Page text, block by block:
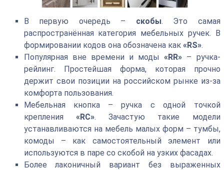
В первую очередь – скобы. Это самая
распространённая категория мебельных ручек. В
формировании кодов она обозначена как «RS».
Популярная вне времени и моды«RR» – ручка-
рейлинг. Простейшая форма, которая прочно
держит свои позиции на российском рынке из-за
комфорта пользования.
Мебельная кнопка – ручка с одной точкой
крепления «RC». Зачастую такие модели
устанавливаются на мебель малых форм – тумбы,
комоды – как самостоятельный элемент или
используются в паре со скобой на узких фасадах.
Более лаконичный вариант без выраженных